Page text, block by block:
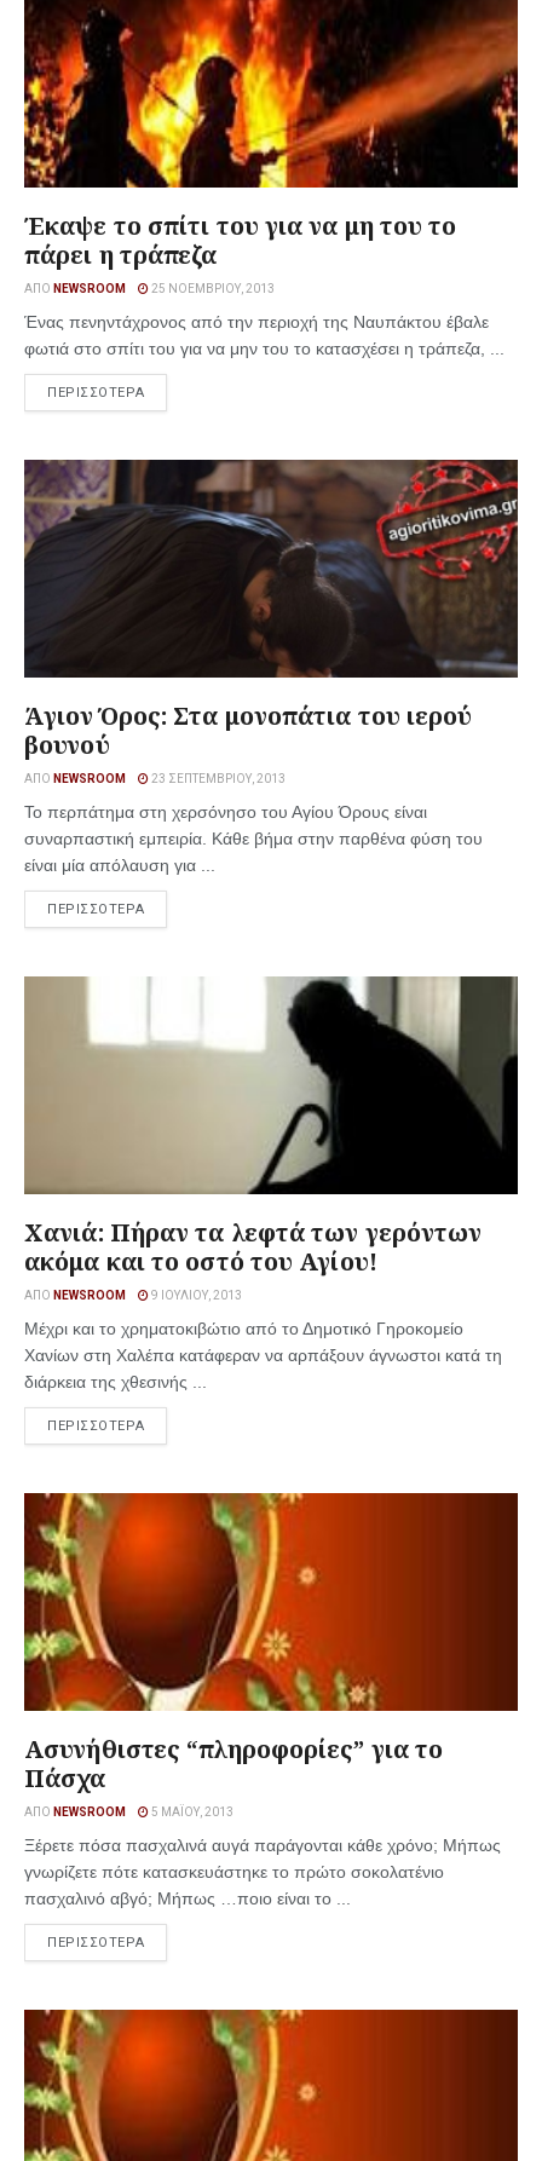
Έκαψε το σπίτι του για να μη του το
πάρει η τράπεζα
ΑΠΌ NEWSROOM 25 ΝΟΕΜΒΡΊΟΥ, 2013
Ένας πενηντάχρονος από την περιοχή της Ναυπάκτου έβαλε
φωτιά στο σπίτι του για να μην του το κατασχέσει η τράπεζα, ...
ΠΕΡΙΣΣΟΤΕΡΑ
Άγιον Όρος: Στα μονοπάτια του ιερού
βουνού
ΑΠΌ NEWSROOM 23 ΣΕΠΤΕΜΒΡΊΟΥ, 2013
Το περπάτημα στη χερσόνησο του Αγίου Όρους είναι
συναρπαστική εμπειρία. Κάθε βήμα στην παρθένα φύση του
είναι μία απόλαυση για ...
ΠΕΡΙΣΣΟΤΕΡΑ
Χανιά: Πήραν τα λεφτά των γερόντων
ακόμα και το οστό του Αγίου!
ΑΠΌ NEWSROOM 9 ΙΟΥΛΊΟΥ, 2013
Μέχρι και το χρηματοκιβώτιο από το Δημοτικό Γηροκομείο
Χανίων στη Χαλέπα κατάφεραν να αρπάξουν άγνωστοι κατά τη
διάρκεια της χθεσινής ...
ΠΕΡΙΣΣΟΤΕΡΑ
Ασυνήθιστες “πληροφορίες” για το
Πάσχα
ΑΠΌ NEWSROOM 5 ΜΑΪ́ΟΥ, 2013
Ξέρετε πόσα πασχαλινά αυγά παράγονται κάθε χρόνο; Μήπως
γνωρίζετε πότε κατασκευάστηκε το πρώτο σοκολατένιο
πασχαλινό αβγό; Μήπως …ποιο είναι το ...
ΠΕΡΙΣΣΟΤΕΡΑ